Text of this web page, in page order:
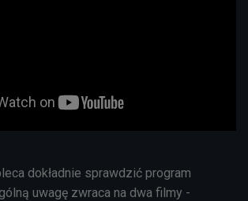
dokładnie sprawdzić program
uwagę zwraca na dwa filmy -